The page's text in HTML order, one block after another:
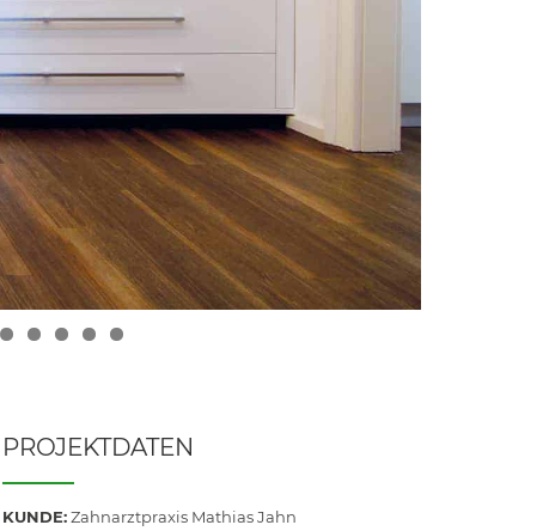
4 5 6 7 8
PROJEKTDATEN
KUNDE:Zahnarztpraxis Mathias Jahn